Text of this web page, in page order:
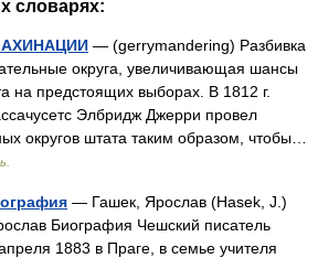
словарях:
— (gerrymandering) Разбивка
округа, увеличивающая шансы
на предстоящих выборах. В 1812 г.
Элбридж Джерри провел
округов штата таким образом, чтобы…
— Гашек, Ярослав (Hasek, J.)
Биография Чешский писатель
1883 в Праге, в семье учителя